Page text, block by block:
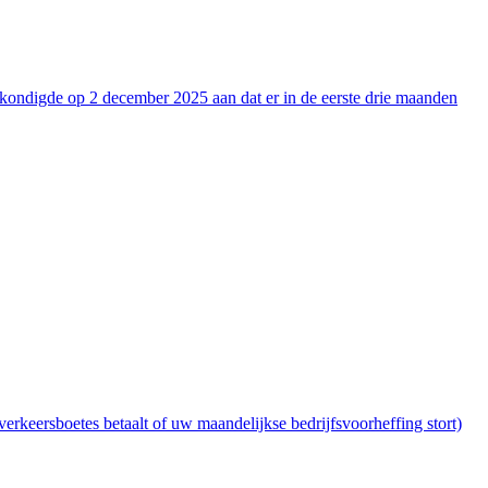
op 2 december 2025 aan dat er in de eerste drie maanden
betaalt of uw maandelijkse bedrijfsvoorheffing stort)